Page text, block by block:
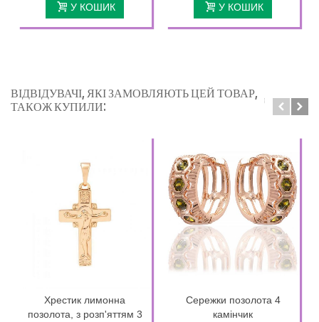
У КОШИК
У КОШИК
ВІДВІДУВАЧІ, ЯКІ ЗАМОВЛЯЮТЬ ЦЕЙ ТОВАР,
ТАКОЖ КУПИЛИ:
Хрестик лимонна
позолота, з розп'яттям 3
Сережки позолота 4
камінчик